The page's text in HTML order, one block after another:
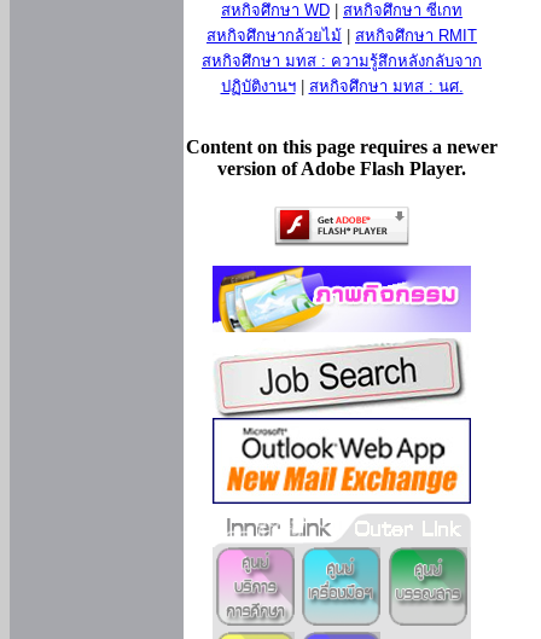
สหกิจศึกษา WD
สหกิจศึกษา ซีเกท
สหกิจศึกษากล้วยไม้
สหกิจศึกษา RMIT
สหกิจศึกษา มทส : ความรู้สึกหลังกลับจาก
ปฏิบัติงานฯ| สหกิจศึกษา มทส : นศ.
Content on this page requires a newer
version of Adobe Flash Player.